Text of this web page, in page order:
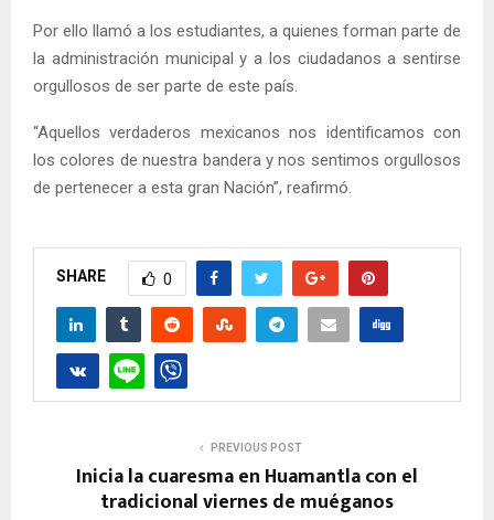
Por ello llamó a los estudiantes, a quienes forman parte de
la administración municipal y a los ciudadanos a sentirse
orgullosos de ser parte de este país.
“Aquellos verdaderos mexicanos nos identificamos con
los colores de nuestra bandera y nos sentimos orgullosos
de pertenecer a esta gran Nación”, reafirmó.
SHARE 0
PREVIOUS POST
Inicia la cuaresma en Huamantla con el
tradicional viernes de muéganos